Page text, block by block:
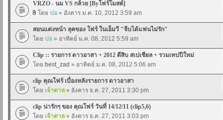
VRZO - นม VS กล้วย [Byโฟร์โมสต์]
โดย ปอ » อังคาร ม.ค. 10, 2012 3:59 am
สอนแต่งหน้า ลุคของ โฟร์ ในเอ็มวี "จีบได้แฟนไม่รัก"
โดย ปอ » อาทิตย์ ม.ค. 08, 2012 5:59 am
Clip :: รายการ ดาวอาสา + 2012 ตีสิบ สเปเชียล + รวมเทปปีใหม่
โดย best_zad » อาทิตย์ ม.ค. 08, 2012 5:06 am
clip คุณโฟร์ เบื่องหลังรายการ ดาวอาสา
โดย เจ้าตาล » อังคาร ธ.ค. 27, 2011 3:30 pm
clip น่ารักๆ ของ คุณโฟร์ วันที่ 14/12/11 (clip5,6)
โดย เจ้าตาล » อังคาร ธ.ค. 27, 2011 3:03 pm